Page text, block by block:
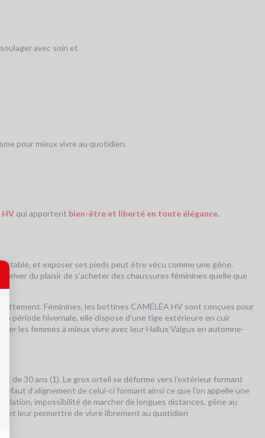
avec soin et
pour mieux vivre au quotidien.
HV qui apportent bien-être et liberté en toute élégance.
et exposer ses pieds peut être vécu comme une gêne.
du plaisir de s’acheter des chaussures féminines quelle que
Féminines, les bottines CAMÉLÉA HV sont conçues pour
période hivernale, elle dispose d’une tige extérieure en cuir
les femmes à mieux vivre avec leur Hallux Valgus en automne-
de 30 ans (1). Le gros orteil se déforme vers l’extérieur formant
d’alignement de celui-ci formant ainsi ce que l’on appelle une
impossibilité de marcher de longues distances, gêne au
et leur permettre de vivre librement au quotidien